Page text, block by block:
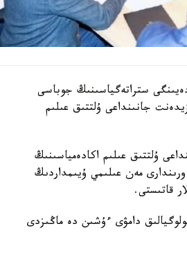
بيوتەحنولوگيالاردى دامىتۋدىڭ 2036-جىلعا دەيىنگى ستراتەگياسىنىڭ جوباسى
جانىنداعى ۇلتتىق عىلىم
ۇلتتىق عىلىم اكادەمياسىنىڭ
ورىندارى مەن عىلىمي ۇيىمداردىڭ
قاتىستى.
دامۋى ءۇشىن دە ماڭىزدى